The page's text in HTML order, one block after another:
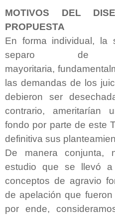
MOTIVOS DEL
PROPUESTA
En forma individual, la
separo de
mayoritaria,
las demandas de los
debieron ser
contrario, ameritarían
fondo por parte de este
definitiva sus
De manera conjunta,
estudio que se llevó
conceptos de agravio
de apelación que
por ende,